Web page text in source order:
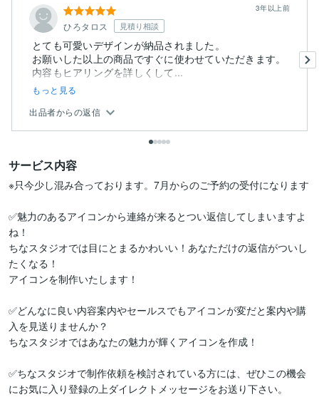
ひろタロス 見積り相談
3年以上前
とても可愛いデザインが納品されました。
お願いした以上の商品ですぐに使わせていただきます。
内容もヒアリングを詳しくして...
もっと見る
出品者からの返信
サービス内容
※只今少し混み合っております。7月からのご予約の受付になります
✅魅力のあるアイコンから連絡が来るとつい返信してしまいますよ
ね！
ちなスタジオでは目にとまるかわいい！あなただけの返信がついし
たくなる！
アイコンを制作いたします！
✅どんなに良い内容案内やセールスでもアイコンが変だと案内や購
入を見送りませんか？
ちなスタジオではあなたの魅力が輝くアイコンを作成！
✅ちなスタジオで制作依頼を検討されている方には、ぜひこの機会
にお気に入り登録の上ダイレクトメッセージをお送り下さい。